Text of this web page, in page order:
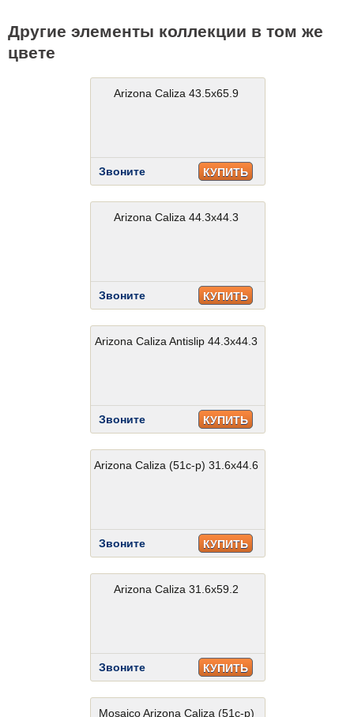
Другие элементы коллекции в том же
цвете
Arizona Caliza 43.5x65.9
Звоните КУПИТЬ
Arizona Caliza 44.3x44.3
Звоните КУПИТЬ
Arizona Caliza Antislip 44.3x44.3
Звоните КУПИТЬ
Arizona Caliza (51c-p) 31.6x44.6
Звоните КУПИТЬ
Arizona Caliza 31.6x59.2
Звоните КУПИТЬ
Mosaico Arizona Caliza (51c-p)